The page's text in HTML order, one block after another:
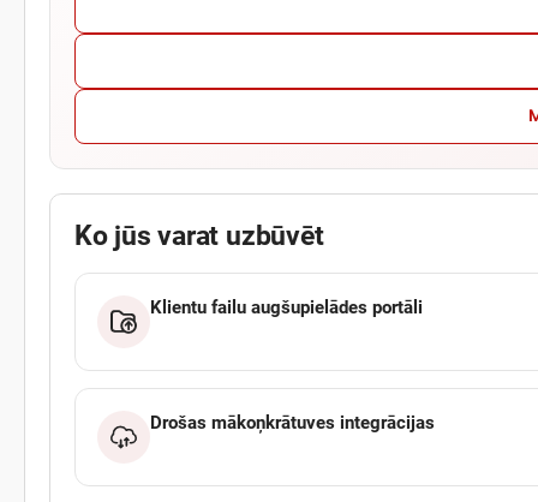
Ko jūs varat uzbūvēt
Klientu failu augšupielādes portāli
Drošas mākoņkrātuves integrācijas